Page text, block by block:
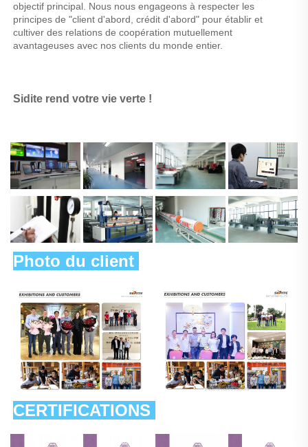
objectif principal. Nous nous engageons à respecter les
principes de "client d'abord, crédit d'abord" pour établir et
cultiver des relations de coopération mutuellement
avantageuses avec nos clients du monde entier.
Sidite rend votre vie verte !
Photo du client
CERTIFICATIONS